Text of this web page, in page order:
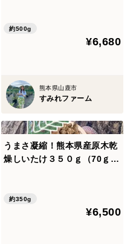
約500g
¥6,680
熊本県山鹿市
すみれファーム
うまさ凝縮！熊本県産原木乾
燥しいたけ３５０ｇ（70ｇ×
約350g
¥6,500